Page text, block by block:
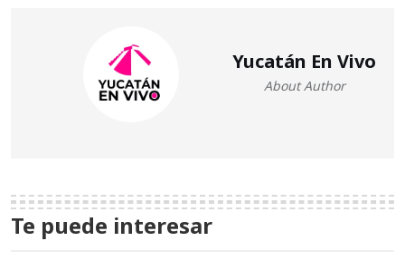
Yucatán En Vivo
About Author
Te puede interesar